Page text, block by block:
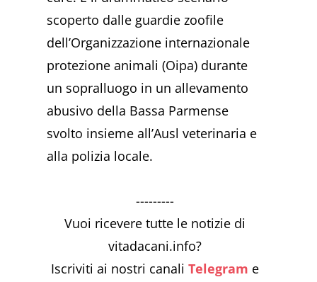
scoperto dalle guardie zoofile
dell’Organizzazione internazionale
protezione animali (Oipa) durante
un sopralluogo in un allevamento
abusivo della Bassa Parmense
svolto insieme all’Ausl veterinaria e
alla polizia locale.
---------
Vuoi ricevere tutte le notizie di
vitadacani.info?
Iscriviti ai nostri canaliTelegram e